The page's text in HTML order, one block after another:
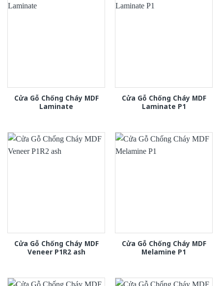
Cửa Gỗ Chống Cháy MDF
Laminate
Cửa Gỗ Chống Cháy MDF
Laminate P1
Cửa Gỗ Chống Cháy MDF
Veneer P1R2 ash
Cửa Gỗ Chống Cháy MDF
Melamine P1